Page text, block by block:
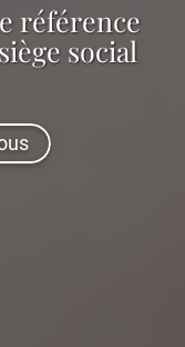
référence
social